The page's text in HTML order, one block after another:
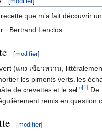
recette que m’a fait découvrir
: Bertrand Lenclos.
[modifier]
(แกง เขียวหวาน,
les piments verts, les
de crevettes et le sel."[1] De
remis en question
[modifier]